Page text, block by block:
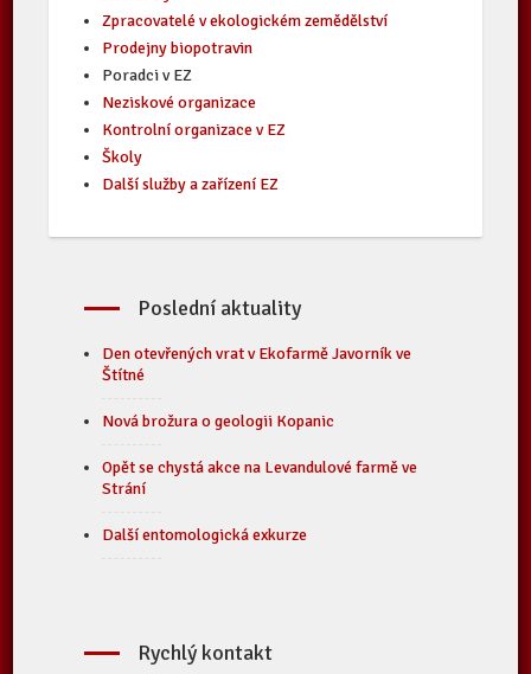
Zpracovatelé v ekologickém zemědělství
Prodejny biopotravin
Poradci v EZ
Neziskové organizace
Kontrolní organizace v EZ
Školy
Další služby a zařízení EZ
Poslední aktuality
Den otevřených vrat v Ekofarmě Javorník ve
Štítné
Nová brožura o geologii Kopanic
Opět se chystá akce na Levandulové farmě ve
Strání
Další entomologická exkurze
Rychlý kontakt